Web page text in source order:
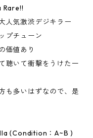
Rare!!
人気激渋デジキラー
プチューン
価値あり
聴いて衝撃をうけた一
も多いはずなので、是
(Condition：A~B )